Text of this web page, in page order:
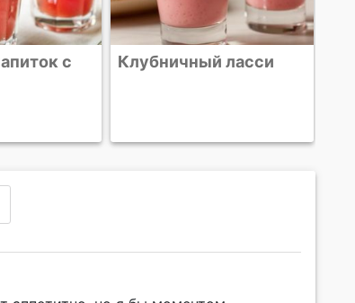
ласси